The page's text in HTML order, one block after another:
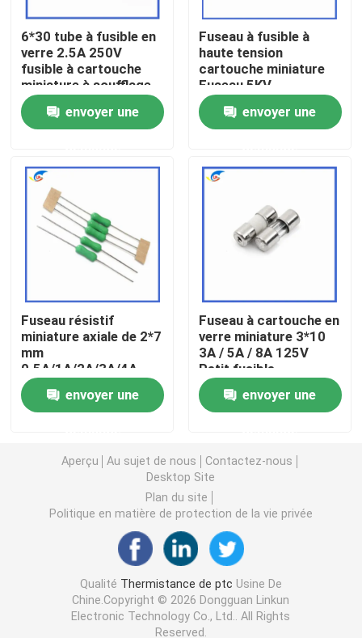
Contrôle de la qualité
Nous contacter
Nouvelles
Les affaires
Thermistance de ptc
Puce de chauffage PTC
Thermistors NTC
Le thermistore NTC de puissance
Capteur de température de NTC
Varistance CMS
6*30 tube à fusible en
verre 2.5A 250V
fusible à cartouche
miniature à soufflage
rapide 500mA à 30A
L250V envoyer une
Fuseau à fusible à
haute tension
cartouche miniature
Fuseau 5KV
0,75A/0,8A/0,9A
750MA/800MA/900mA
6,5MM*40MM
envoyer une
Fuseau résistif
miniature axiale de 2*7
mm
0.5A/1A/2A/3A/4A
125V 250V à souffle
rapide Fuseau jaune
vert
envoyer une
Fuseau à cartouche en
verre miniature 3*10
3A / 5A / 8A 125V
Petit fusible
envoyer une
Aperçu Au sujet de nous
Contactez-nous
Desktop Site
Plan du site
Politique en matière de protection de la vie privée
Qualité Thermistance de ptc Usine De
Chine.Copyright © 2026 Dongguan Linkun
Electronic Technology Co., Ltd.. All Rights
Reserved.